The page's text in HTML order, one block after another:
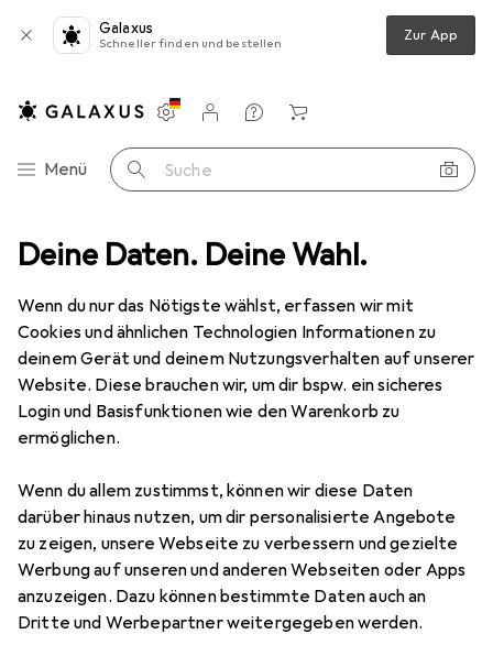
Deine Daten. Deine Wahl.
Wenn du nur das Nötigste wählst, erfassen wir mit
Cookies und ähnlichen Technologien Informationen zu
deinem Gerät und deinem Nutzungsverhalten auf unserer
Website. Diese brauchen wir, um dir bspw. ein sicheres
Login und Basisfunktionen wie den Warenkorb zu
ermöglichen.
Wenn du allem zustimmst, können wir diese Daten
darüber hinaus nutzen, um dir personalisierte Angebote
zu zeigen, unsere Webseite zu verbessern und gezielte
Werbung auf unseren und anderen Webseiten oder Apps
anzuzeigen. Dazu können bestimmte Daten auch an
Dritte und Werbepartner weitergegeben werden.
Galaxus
Schneller finden und bestellen Zur App
Navigation nach Kategorien
Menü Suche
Einstellungen
Kundenkonto
Vergleichslisten
Merklisten
Warenkorb
Peripherie Speicher USB Stick
12 Bilder
Verbatim Slider
Preis in EUR inkl. MwSt.
EUR
13,91
23
Bewertungen Marke
Mehr von Verbatim